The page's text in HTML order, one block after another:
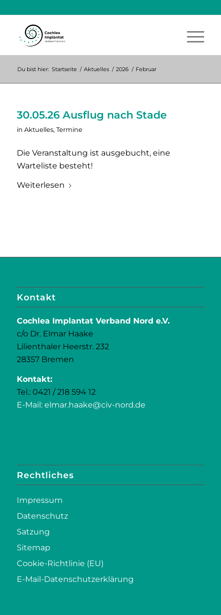
Du bist hier: Startseite / Aktuelles / 2026 / Februar
30.05.26 Ausflug nach Stade
in Aktuelles, Termine
Die Veranstaltung ist ausgebucht, eine
Warteliste besteht!
Weiterlesen
Kontakt
Cochlea Implantat Verband Nord e.V.
c/o Dr. Elmar Haake
Lilienthaler Heerstr. 232
28357 Bremen
Kontakt:
Tel.: 0421 / 218 594 12
E-Mail: elmar.haake@civ-nord.de
Rechtliches
Impressum
Datenschutz
Satzung
Sitemap
Cookie-Richtlinie (EU)
E-Mail-Datenschutzerklärung